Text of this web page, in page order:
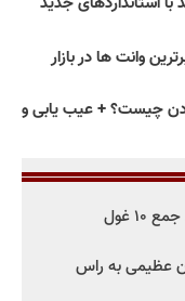
در ایران: معرفی 25 تا از برترین وانت ها در بازار
چیست؟ + عیب یابی و
۳ خودروساز چینی برای نخستین بار وارد جمع ۱۰ غول
عظیمی به راس